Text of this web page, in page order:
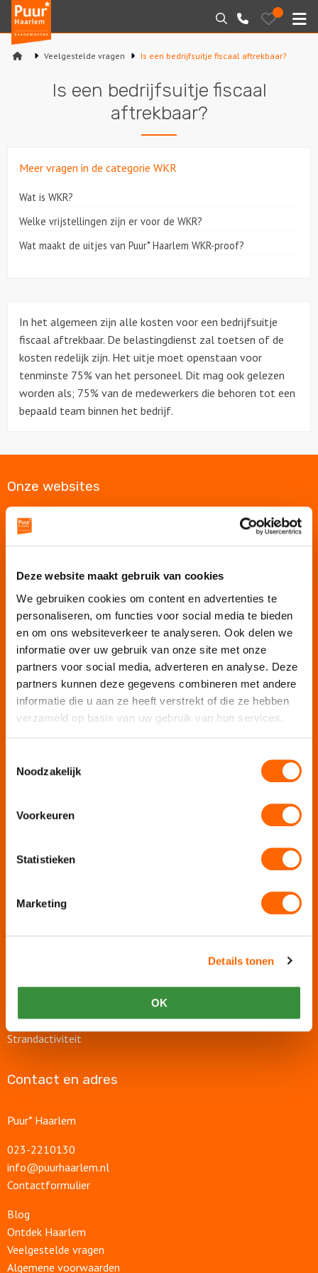
Deze website maakt gebruik van cookies
We gebruiken cookies om content en advertenties te
personaliseren, om functies voor social media te bieden
en om ons websiteverkeer te analyseren. Ook delen we
informatie over uw gebruik van onze site met onze
partners voor social media, adverteren en analyse. Deze
partners kunnen deze gegevens combineren met andere
informatie die u aan ze heeft verstrekt of die ze hebben
verzameld op basis van uw gebruik van hun services.
Noodzakelijk
Voorkeuren
Statistieken
Marketing
Details tonen
OK
Puur*
Haarlem
bedrijfsuitjes
Zoeken
023-
2210130
Bewaarde
uitjes
Arrangementen
Varen
Sport en spel
Rondleidingen
Feesten
Over ons
Veelgestelde vragen Is een bedrijfsuitje fiscaal aftrekbaar?
Is een bedrijfsuitje fiscaal
aftrekbaar?
Meer vragen in de categorie WKR
Wat is WKR?
Welke vrijstellingen zijn er voor de WKR?
Wat maakt de uitjes van Puur* Haarlem WKR-proof?
In het algemeen zijn alle kosten voor een bedrijfsuitje
fiscaal aftrekbaar. De belastingdienst zal toetsen of de
kosten redelijk zijn. Het uitje moet openstaan voor
tenminste 75% van het personeel. Dit mag ook gelezen
worden als; 75% van de medewerkers die behoren tot een
bepaald team binnen het bedrijf.
Onze websites
Puur Events
Puur Feesten
Puur Uitjes
Puur Amsterdam
Puur Utrecht
Puur Rotterdam
Puur Den Haag
Escape Room Mysterium
Vergaderruimte De Grote Werf
Vergaderlocatie Dak van Amsterdam
Rondvaart
Teambuilding
Personeelsfeest
Strandactiviteit
Contact en adres
Puur* Haarlem
023-2210130
info@puurhaarlem.nl
Contactformulier
Blog
Ontdek Haarlem
Veelgestelde vragen
Algemene voorwaarden